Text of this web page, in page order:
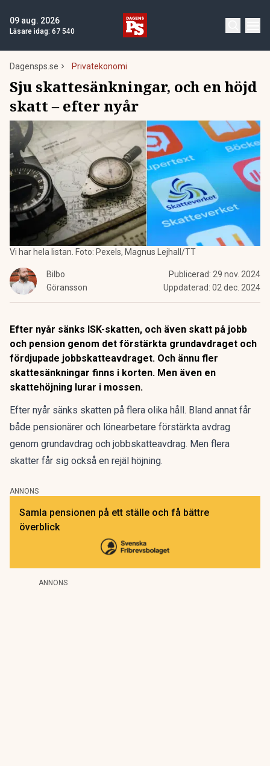
09 aug. 2026
Läsare idag: 67 540
Dagensps.se Privatekonomi
Sju skattesänkningar, och en höjd
skatt ‏‒ efter nyår
Vi har hela listan. Foto: Pexels, Magnus Lejhall/TT
Bilbo
Göransson
Publicerad: 29 nov. 2024
Uppdaterad: 02 dec. 2024
Efter nyår sänks ISK-skatten, och även skatt på jobb
och pension genom det förstärkta grundavdraget och
fördjupade jobbskatteavdraget. Och ännu fler
skattesänkningar finns i korten. Men även en
skattehöjning lurar i mossen.
Efter nyår sänks skatten på flera olika håll. Bland annat får
både pensionärer och lönearbetare förstärkta avdrag
genom grundavdrag och jobbskatteavdrag. Men flera
skatter får sig också en rejäl höjning.
ANNONS
Samla pensionen på ett ställe och få bättre
överblick
ANNONS